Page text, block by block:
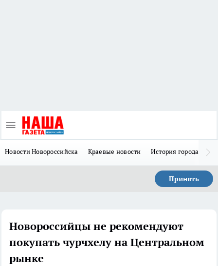
Новости Новороссийска Краевые новости История города Н
Принять
Новороссийцы не рекомендуют
покупать чурчхелу на Центральном
рынке